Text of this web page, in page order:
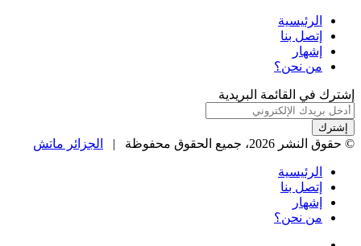
الرئيسية
إتصل بنا
إشهار
من نحن؟
إشترك في القائمة البريدية
أدخل
بريدك
الإلكتروني
© حقوق النشر 2026، جميع الحقوق محفوظة | الجزائر ماتش
الرئيسية
إتصل بنا
إشهار
من نحن؟